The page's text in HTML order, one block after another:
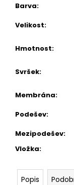
Barva:
Velikost:
Hmotnost:
Svršek:
Membrána:
Podešev:
Mezipodešev:
Vložka:
Popis